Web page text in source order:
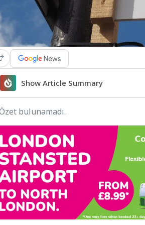
Show Article Summary
bulunamadı.